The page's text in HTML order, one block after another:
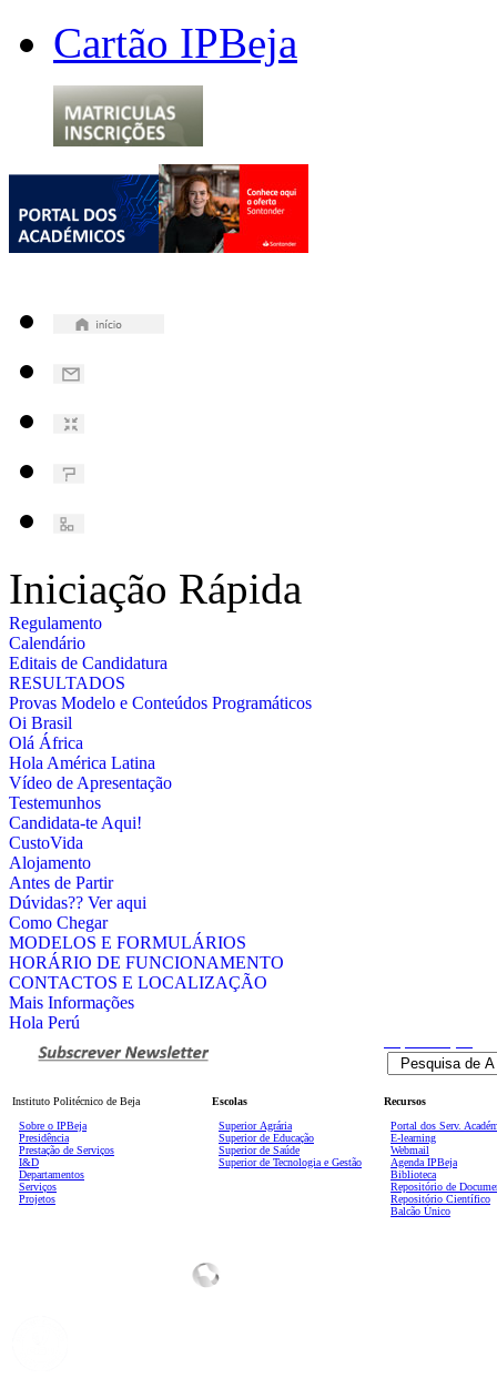
Cartão IPBeja
Iniciação Rápida
Regulamento
Calendário
Editais de Candidatura
RESULTADOS
Provas Modelo e Conteúdos Programáticos
Oi Brasil
Olá África
Hola América Latina
Vídeo de Apresentação
Testemunhos
Candidata-te Aqui!
CustoVida
Alojamento
Antes de Partir
Dúvidas?? Ver aqui
Como Chegar
MODELOS E FORMULÁRIOS
HORÁRIO DE FUNCIONAMENTO
CONTACTOS E LOCALIZAÇÃO
Mais Informações
Hola Perú
Instituto Politécnico de Beja
Sobre o IPBeja
Presidência
Prestação de Serviços
I&D
Departamentos
Serviços
Projetos
Escolas
Superior Agrária
Superior de Educação
Superior de Saúde
Superior de Tecnologia e Gestão
Recursos
Portal dos Serv.
E-learning
Webmail
Agenda IPBeja
Biblioteca
Repositório de
Repositório Científico
Balcão Único